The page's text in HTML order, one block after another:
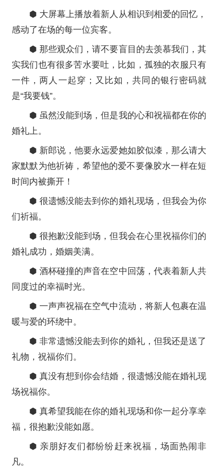
⬢ 大屏幕上播放着新人从相识到相爱的回忆，
感动了在场的每一位宾客。
⬢ 那些观众们，请不要盲目的去羡慕我们，其
实我们也有很多苦水要吐，比如，孤独的衣服只有
一件，两人一起穿；又比如，共同的银行密码就
是“我要钱”。
⬢ 虽然没能到场，但是我的心和祝福都在你的
婚礼上。
⬢ 新郎说，他要永远爱她如胶似漆，那么请大
家默默为他祈祷，希望他的爱不要像胶水一样在短
时间内被撕开！
⬢ 很遗憾没能去到你的婚礼现场，但我会为你
们祈福。
⬢ 很抱歉没能到场，但我会在心里祝福你们的
婚礼成功，婚姻美满。
⬢ 酒杯碰撞的声音在空中回荡，代表着新人共
同度过的幸福时光。
⬢ 一声声祝福在空气中流动，将新人包裹在温
暖与爱的环绕中。
⬢ 非常遗憾没能去到你的婚礼，但我还是送了
礼物，祝福你们。
⬢ 真没有想到你会结婚，很遗憾没能在婚礼现
场祝福你。
⬢ 真希望我能在你的婚礼现场和你一起分享幸
福，很抱歉没能如愿。
⬢ 亲朋好友们都纷纷赶来祝福，场面热闹非
凡。